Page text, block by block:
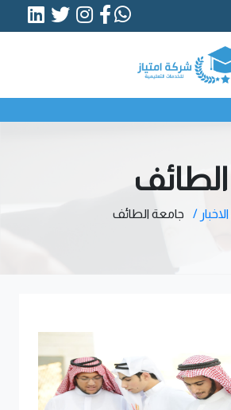
/ جامعة الطائف